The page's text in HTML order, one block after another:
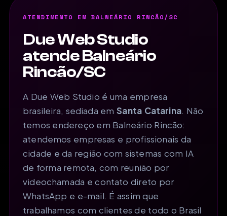
ATENDIMENTO EM BALNEÁRIO RINCÃO/SC
Due Web Studio
atende Balneário
Rincão/SC
A Due Web Studio é uma empresa
brasileira, sediada emSanta Catarina. Não
temos endereço em Balneário Rincão:
atendemos empresas e profissionais da
cidade e da região com sistemas com IA
de forma remota, com reunião por
videochamada e contato direto por
WhatsApp e e-mail. É assim que
trabalhamos com clientes de todo o Brasil